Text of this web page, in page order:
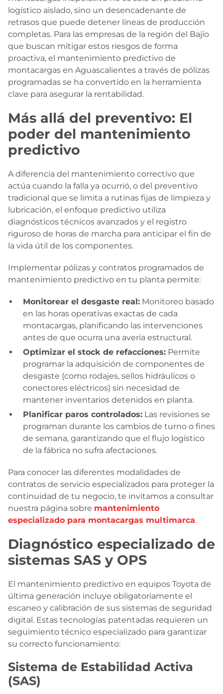
logístico aislado, sino un desencadenante de
retrasos que puede detener líneas de producción
completas. Para las empresas de la región del Bajío
que buscan mitigar estos riesgos de forma
proactiva, el mantenimiento predictivo de
montacargas en Aguascalientes a través de pólizas
programadas se ha convertido en la herramienta
clave para asegurar la rentabilidad.
Más allá del preventivo: El
poder del mantenimiento
predictivo
A diferencia del mantenimiento correctivo que
actúa cuando la falla ya ocurrió, o del preventivo
tradicional que se limita a rutinas fijas de limpieza y
lubricación, el enfoque predictivo utiliza
diagnósticos técnicos avanzados y el registro
riguroso de horas de marcha para anticipar el fin de
la vida útil de los componentes.
Implementar pólizas y contratos programados de
mantenimiento predictivo en tu planta permite:
Monitorear el desgaste real: Monitoreo basado
en las horas operativas exactas de cada
montacargas, planificando las intervenciones
antes de que ocurra una avería estructural.
Optimizar el stock de refacciones: Permite
programar la adquisición de componentes de
desgaste (como rodajes, sellos hidráulicos o
conectores eléctricos) sin necesidad de
mantener inventarios detenidos en planta.
Planificar paros controlados: Las revisiones se
programan durante los cambios de turno o fines
de semana, garantizando que el flujo logístico
de la fábrica no sufra afectaciones.
Para conocer las diferentes modalidades de
contratos de servicio especializados para proteger la
continuidad de tu negocio, te invitamos a consultar
nuestra página sobre mantenimiento
especializado para montacargas multimarca.
Diagnóstico especializado de
sistemas SAS y OPS
El mantenimiento predictivo en equipos Toyota de
última generación incluye obligatoriamente el
escaneo y calibración de sus sistemas de seguridad
digital. Estas tecnologías patentadas requieren un
seguimiento técnico especializado para garantizar
su correcto funcionamiento:
Sistema de Estabilidad Activa
(SAS)